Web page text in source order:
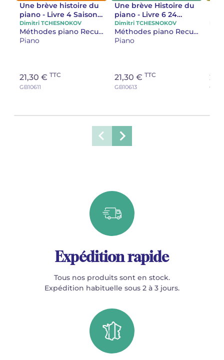
Une brève histoire du
piano - Livre 4 Saisons
& Le bestiaire
Dimitri TCHESNOKOV
Méthodes piano Recueils et œuvres séparées piano
Piano
21,30 € TTC
GB10611
Une brève Histoire du
piano - Livre 6 24
petites études
classiques & "Histoire
d'un lac"
Dimitri TCHESNOKOV
Méthodes piano Recueils et œuvres séparées piano
Piano
21,30 € TTC
GB10613
Expédition rapide
Tous nos produits sont en stock.
Expédition habituelle sous 2 à 3 jours.